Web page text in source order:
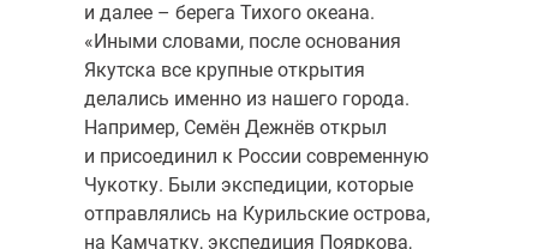
и далее – берега Тихого океана.
«Иными словами, после основания
Якутска все крупные открытия
делались именно из нашего города.
Например, Семён Дежнёв открыл
и присоединил к России современную
Чукотку. Были экспедиции, которые
отправлялись на Курильские острова,
на Камчатку, экспедиция Пояркова,